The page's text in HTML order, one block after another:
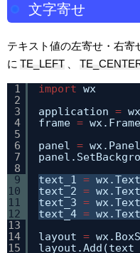
文字寄せ
テキスト値の左寄せ・右
に TE_LEFT
1
2
3
4
5
6
7
8
9
10
11
12
13
14
15
import wx
application =
frame =
panel =
text_1 =
text_2 =
text_3 =
text_4 =
layout =